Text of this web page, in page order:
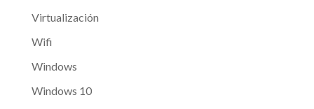
Virtualización
Wifi
Windows
Windows 10